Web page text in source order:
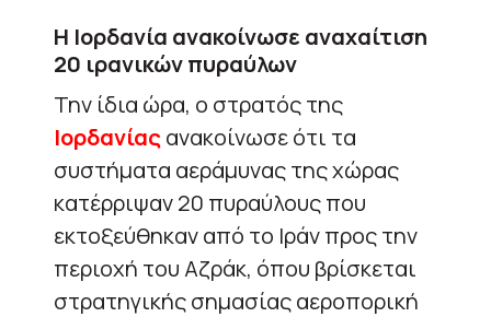
Η Ιορδανία ανακοίνωσε αναχαίτιση
20 ιρανικών πυραύλων
Την ίδια ώρα, ο στρατός της
Ιορδανίαςανακοίνωσε ότι τα
συστήματα αεράμυνας της χώρας
κατέρριψαν 20 πυραύλους που
εκτοξεύθηκαν από το Ιράν προς την
περιοχή του Αζράκ, όπου βρίσκεται
στρατηγικής σημασίας αεροπορική